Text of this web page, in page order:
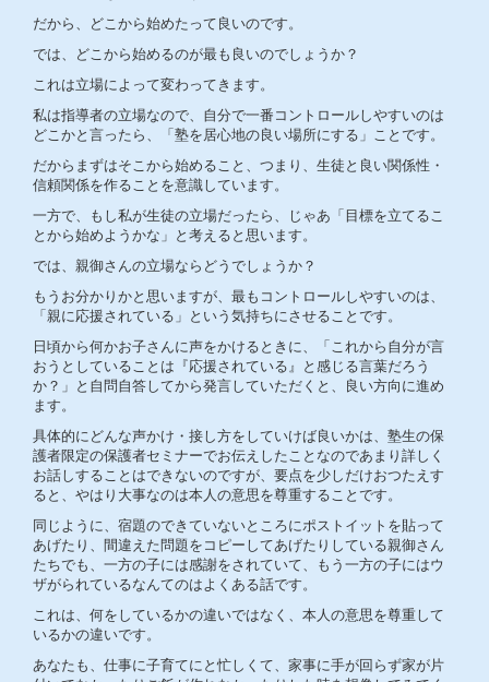
だから、どこから始めたって良いのです。
では、どこから始めるのが最も良いのでしょうか？
これは立場によって変わってきます。
私は指導者の立場なので、自分で一番コントロールしやすいのは
どこかと言ったら、「塾を居心地の良い場所にする」ことです。
だからまずはそこから始めること、つまり、生徒と良い関係性・
信頼関係を作ることを意識しています。
一方で、もし私が生徒の立場だったら、じゃあ「目標を立てるこ
とから始めようかな」と考えると思います。
では、親御さんの立場ならどうでしょうか？
もうお分かりかと思いますが、最もコントロールしやすいのは、
「親に応援されている」という気持ちにさせることです。
日頃から何かお子さんに声をかけるときに、「これから自分が言
おうとしていることは『応援されている』と感じる言葉だろう
か？」と自問自答してから発言していただくと、良い方向に進め
ます。
具体的にどんな声かけ・接し方をしていけば良いかは、塾生の保
護者限定の保護者セミナーでお伝えしたことなのであまり詳しく
お話しすることはできないのですが、要点を少しだけおつたえす
ると、やはり大事なのは本人の意思を尊重することです。
同じように、宿題のできていないところにポストイットを貼って
あげたり、間違えた問題をコピーしてあげたりしている親御さん
たちでも、一方の子には感謝をされていて、もう一方の子にはウ
ザがられているなんてのはよくある話です。
これは、何をしているかの違いではなく、本人の意思を尊重して
いるかの違いです。
あなたも、仕事に子育てにと忙しくて、家事に手が回らず家が片